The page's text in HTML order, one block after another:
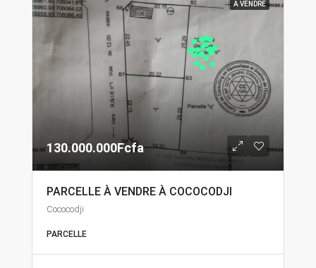
A VENDRE
130.000.000Fcfa
PARCELLE À VENDRE À COCOCODJI
Cococodji
PARCELLE